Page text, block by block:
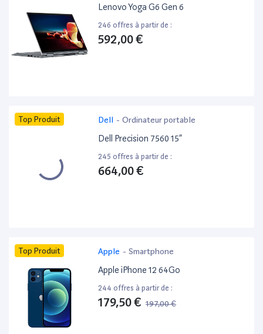
Lenovo Yoga G6 Gen 6
246 offres à partir de :
592,00 €
Top Produit Dell - Ordinateur portable
Dell Precision 7560 15”
245 offres à partir de :
664,00 €
Top Produit Apple - Smartphone
Apple iPhone 12 64Go
244 offres à partir de :
179,50 € 197,00 €